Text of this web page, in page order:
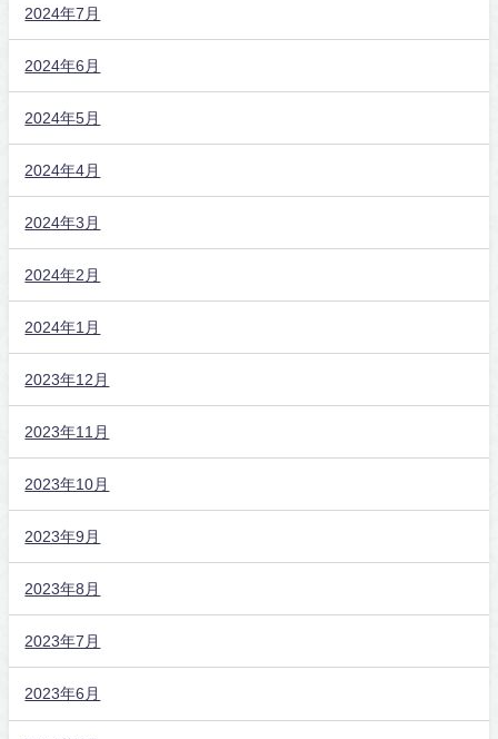
2024年7月
2024年6月
2024年5月
2024年4月
2024年3月
2024年2月
2024年1月
2023年12月
2023年11月
2023年10月
2023年9月
2023年8月
2023年7月
2023年6月